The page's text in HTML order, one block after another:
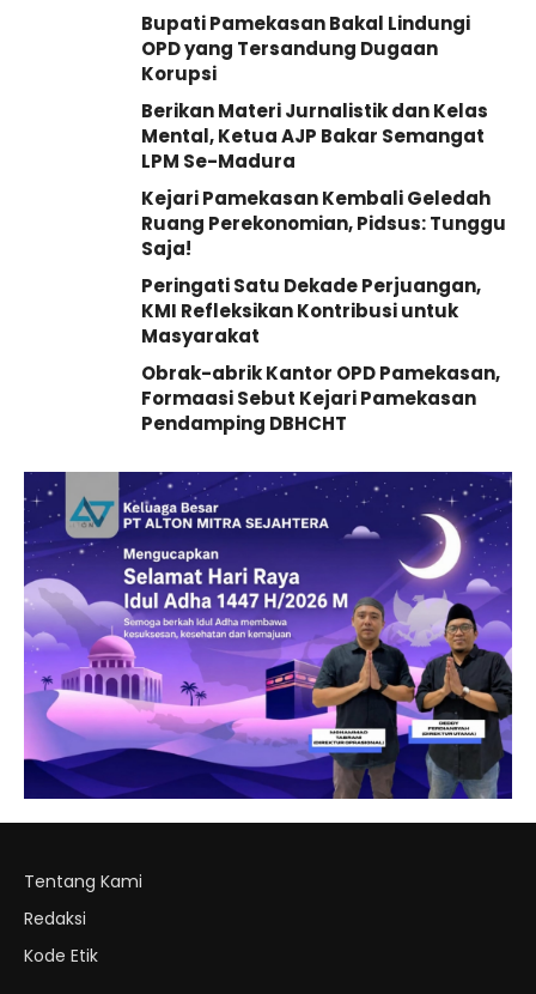
Bupati Pamekasan Bakal Lindungi
OPD yang Tersandung Dugaan
Korupsi
Berikan Materi Jurnalistik dan Kelas
Mental, Ketua AJP Bakar Semangat
LPM Se-Madura
Kejari Pamekasan Kembali Geledah
Ruang Perekonomian, Pidsus: Tunggu
Saja!
Peringati Satu Dekade Perjuangan,
KMI Refleksikan Kontribusi untuk
Masyarakat
Obrak-abrik Kantor OPD Pamekasan,
Formaasi Sebut Kejari Pamekasan
Pendamping DBHCHT
Tentang Kami
Redaksi
Kode Etik